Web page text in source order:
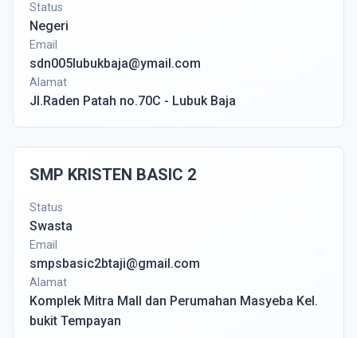
Status
Negeri
Email
sdn005lubukbaja@ymail.com
Alamat
Jl.Raden Patah no.70C - Lubuk Baja
SMP KRISTEN BASIC 2
Status
Swasta
Email
smpsbasic2btaji@gmail.com
Alamat
Komplek Mitra Mall dan Perumahan Masyeba Kel.
bukit Tempayan